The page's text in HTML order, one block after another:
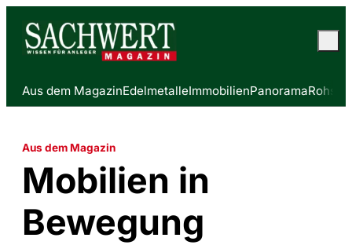
Aus dem MagazinEdelmetalleImmobilienPanorama
Aus dem Magazin
Mobilien in
Bewegung